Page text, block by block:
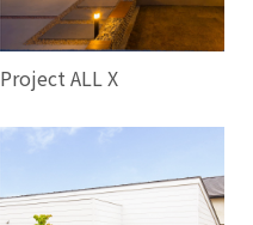
Project ALL X